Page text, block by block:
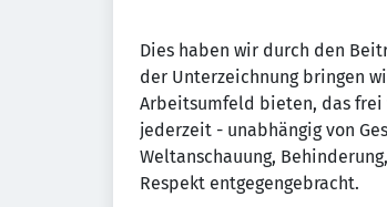
Dies haben wir durch den
der Unterzeichnung bringen
Arbeitsumfeld bieten, das
jederzeit - unabhängig von
Weltanschauung,
Respekt entgegengebracht.